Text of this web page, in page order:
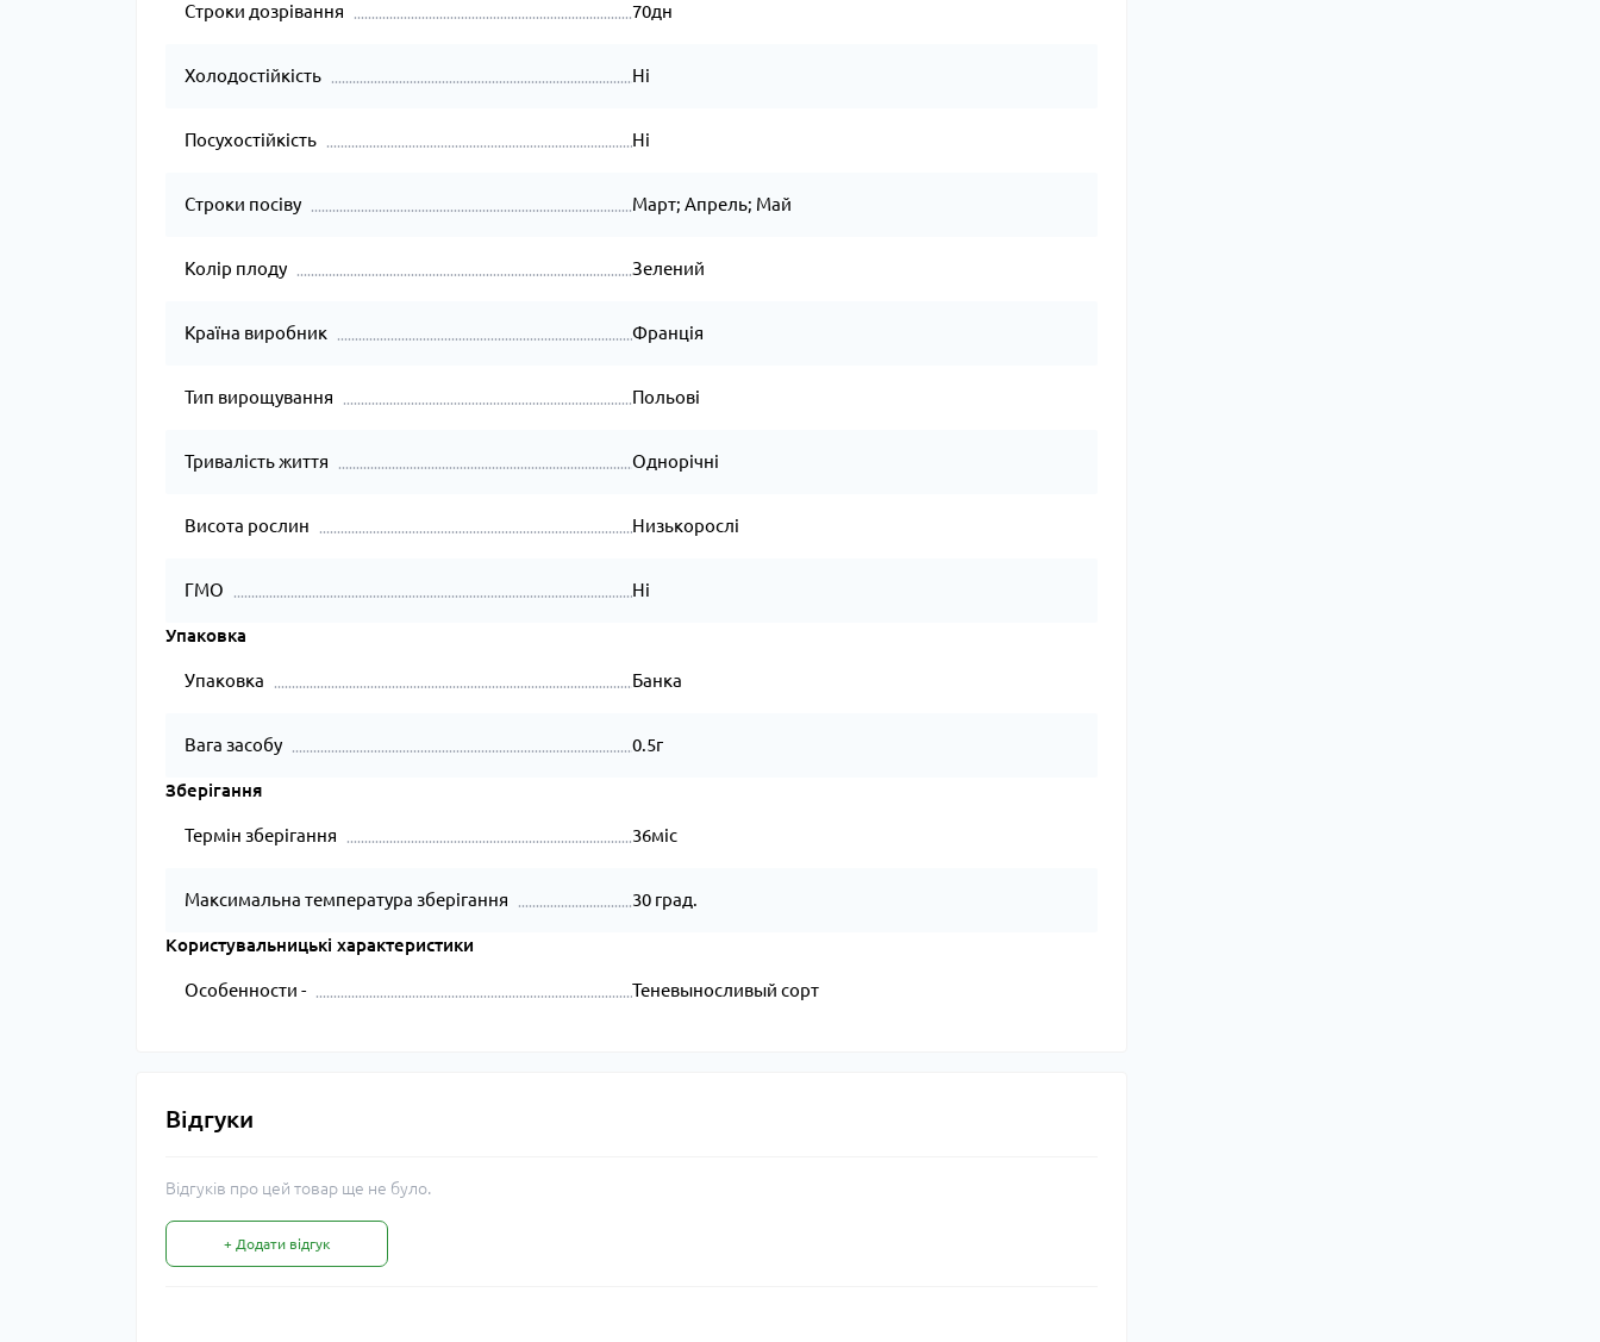
Строки дозрівання 70дн
Холодостійкість Ні
Посухостійкість Ні
Строки посіву Март; Апрель; Май
Колір плоду Зелений
Країна виробник Франція
Тип вирощування Польові
Тривалість життя Однорічні
Висота рослин Низькорослі
ГМО Ні
Упаковка
Упаковка Банка
Вага засобу 0.5г
Зберігання
Термін зберігання 36міс
Максимальна температура зберігання 30 град.
Користувальницькі характеристики
Особенности - Теневыносливый сорт
Відгуки
Відгуків про цей товар ще не було.
+ Додати відгук